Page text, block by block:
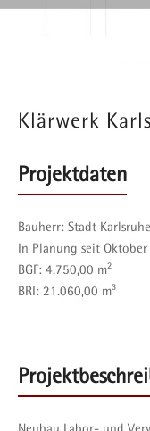
Klärwerk
Projektdaten
Bauherr: Stadt
In Planung seit
BGF: 4.750,00 m²
BRI: 21.060,00 m³
Neubau Labor- und